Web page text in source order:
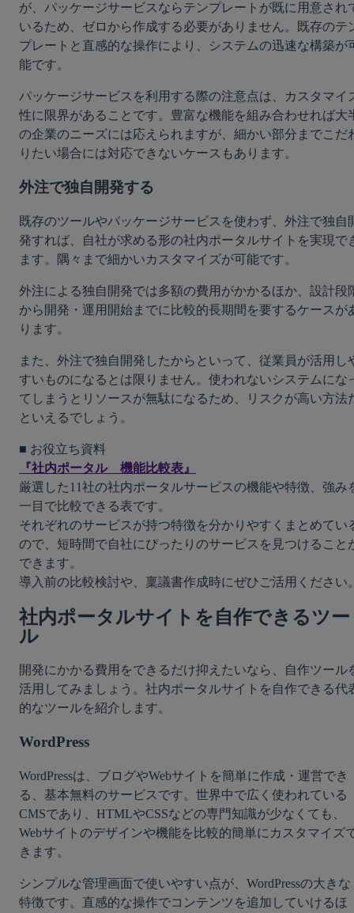
が、パッケージサービスならテンプレートが既に用意され
いるため、ゼロから作成する必要がありません。既存のテ
プレートと直感的な操作により、システムの迅速な構築が
能です。
パッケージサービスを利用する際の注意点は、カスタマイ
性に限界があることです。豊富な機能を組み合わせれば大
の企業のニーズには応えられますが、細かい部分までこだ
りたい場合には対応できないケースもあります。
外注で独自開発する
既存のツールやパッケージサービスを使わず、外注で独自
発すれば、自社が求める形の社内ポータルサイトを実現で
ます。隅々まで細かいカスタマイズが可能です。
外注による独自開発では多額の費用がかかるほか、設計段
から開発・運用開始までに比較的長期間を要するケースが
ります。
また、外注で独自開発したからといって、従業員が活用し
すいものになるとは限りません。使われないシステムにな
てしまうとリソースが無駄になるため、リスクが高い方法
といえるでしょう。
『社内ポータル　機能比較表』
厳選した11社の社内ポータルサービスの機能や特徴、強み
一目で比較できる表です。
それぞれのサービスが持つ特徴を分かりやすくまとめてい
ので、短時間で自社にぴったりのサービスを見つけること
できます。
導入前の比較検討や、稟議書作成時にぜひご活用ください
社内ポータルサイトを自作できるツー
ル
開発にかかる費用をできるだけ抑えたいなら、自作ツール
活用してみましょう。社内ポータルサイトを自作できる代
的なツールを紹介します。
WordPress
WordPressは、ブログやWebサイトを簡単に作成・運営でき
る、基本無料のサービスです。世界中で広く使われている
CMSであり、HTMLやCSSなどの専門知識が少なくても、
Webサイトのデザインや機能を比較的簡単にカスタマイズ
きます。
シンプルな管理画面で使いやすい点が、WordPressの大きな
特徴です。直感的な操作でコンテンツを追加していけるほ